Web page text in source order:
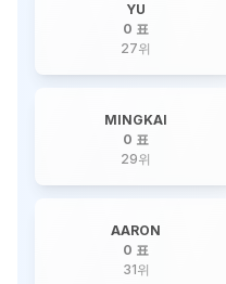
YU
0 표
27위
MINGKAI
0 표
29위
AARON
0 표
31위